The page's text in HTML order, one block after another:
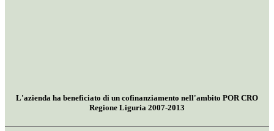
L'azienda ha beneficiato di un cofinanziamento nell'ambito POR CRO
Regione Liguria 2007-2013